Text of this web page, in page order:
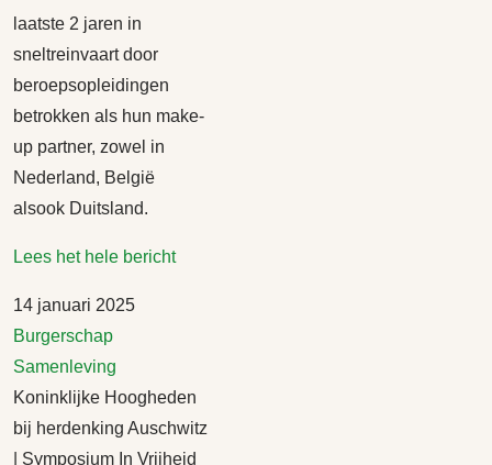
laatste 2 jaren in
sneltreinvaart door
beroepsopleidingen
betrokken als hun make-
up partner, zowel in
Nederland, België
alsook Duitsland.
Lees het hele bericht
14 januari 2025
Burgerschap
Samenleving
Koninklijke Hoogheden
bij herdenking Auschwitz
| Symposium In Vrijheid